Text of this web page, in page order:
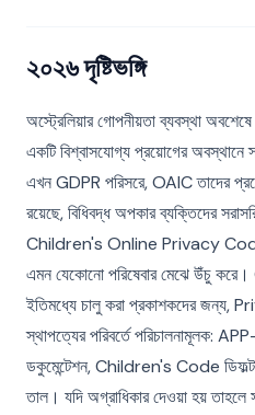
২০২৬ দৃষ্টিভঙ্গি
অস্ট্রেলিয়ার গোপনীয়তা ব্যবস্থা
একটি বিশ্বাসযোগ্য প্রয়োগের অবস্থানে
এখন GDPR পরিসরে, OAIC তাদের
রয়েছে, বিধিবদ্ধ অপকার ব্যক্তিদের
Children's Online Privacy Code
এমন যেকোনো পরিষেবার মেঝে উঁচু
ইতিমধ্যে চালু করা প্রকাশকদের জন্য,
স্থাপত্যের পরিবর্তে পরিচালনামূলক:
ডকুমেন্টেশন, Children's Code ডিফল্ট
তাল। যদি অগ্রাধিকার দেওয়া হয়